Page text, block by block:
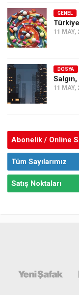
GENEL
11 MAY,
DOSYA
11 MAY,
Abonelik / Online
Tüm Sayılarımız
Satış Noktaları